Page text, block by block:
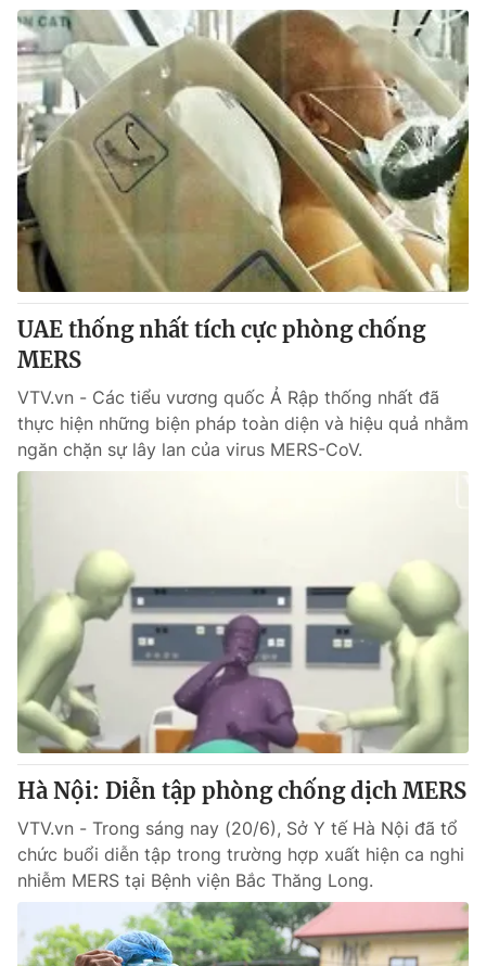
UAE thống nhất tích cực phòng chống
MERS
VTV.vn - Các tiểu vương quốc Ả Rập thống nhất đã
thực hiện những biện pháp toàn diện và hiệu quả nhằm
ngăn chặn sự lây lan của virus MERS-CoV.
Hà Nội: Diễn tập phòng chống dịch MERS
VTV.vn - Trong sáng nay (20/6), Sở Y tế Hà Nội đã tổ
chức buổi diễn tập trong trường hợp xuất hiện ca nghi
nhiễm MERS tại Bệnh viện Bắc Thăng Long.